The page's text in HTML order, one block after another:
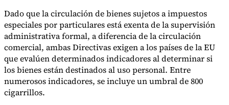
Dado que la circulación de bienes sujetos a impuestos
especiales por particulares está exenta de la supervisión
administrativa formal, a diferencia de la circulación
comercial, ambas Directivas exigen a los países de la EU
que evalúen determinados indicadores al determinar si
los bienes están destinados al uso personal. Entre
numerosos indicadores, se incluye un umbral de 800
cigarrillos.